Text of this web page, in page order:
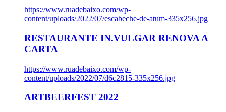
https://www.ruadebaixo.com/wp-
content/uploads/2022/07/escabeche-de-atum-335x256.jpg
RESTAURANTE IN.VULGAR RENOVA A
CARTA
https://www.ruadebaixo.com/wp-
content/uploads/2022/07/d6c2815-335x256.jpg
ARTBEERFEST 2022